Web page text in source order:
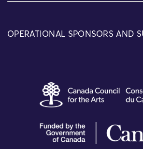
OPERATIONAL SPONSORS AND